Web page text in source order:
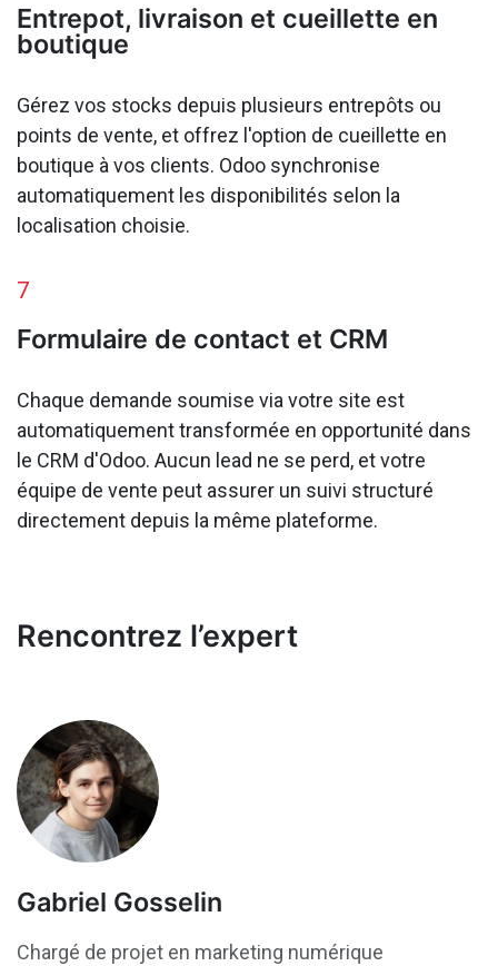
Entrepot, livraison et cueillette en
boutique
Gérez vos stocks depuis plusieurs entrepôts ou
points de vente, et offrez l'option de cueillette en
boutique à vos clients. Odoo synchronise
automatiquement les disponibilités selon la
localisation choisie.
7
Formulaire de contact et CRM
Chaque demande soumise via votre site est
automatiquement transformée en opportunité dans
le CRM d'Odoo. Aucun lead ne se perd, et votre
équipe de vente peut assurer un suivi structuré
directement depuis la même plateforme.
Rencontrez l’expert
Gabriel Gosselin
Chargé de projet en marketing numérique